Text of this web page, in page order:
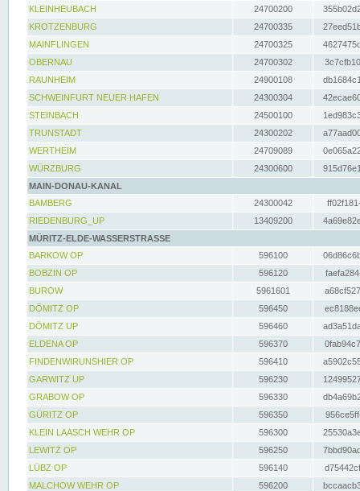
KLEINHEUBACH 24700200
KROTZENBURG
24700335
MAINFLINGEN
24700325
OBERNAU
24700302
RAUNHEIM
24900108
SCHWEINFURT NEUER HAFEN
24300304
STEINBACH
24500100
TRUNSTADT
24300202
WERTHEIM
24709089
WÜRZBURG
24300600
MAIN-DONAU-KANAL
BAMBERG
24300042
RIEDENBURG_UP
13409200
MÜRITZ-ELDE-WASSERSTRASSE
BARKOW OP
596100
BOBZIN OP
596120
BUROW
5961601
DÖMITZ OP
596450
DÖMITZ UP
596460
ELDENA OP
596370
FINDENWIRUNSHIER OP
596410
GARWITZ UP
596230
GRABOW OP
596330
GÜRITZ OP
596350
KLEIN LAASCH WEHR OP
596300
LEWITZ OP
596250
LÜBZ OP
596140
MALCHOW WEHR OP
596200